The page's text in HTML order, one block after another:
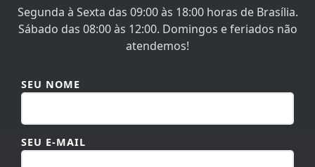
Segunda à Sexta das 09:00 às 18:00 horas de Brasília.
Sábado das 08:00 às 12:00. Domingos e feriados não
atendemos!
SEU NOME
SEU E-MAIL